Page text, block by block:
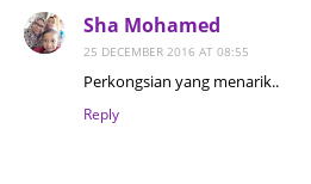
Sha Mohamed
25 DECEMBER 2016 AT 08:55
Perkongsian yang menarik..
Reply